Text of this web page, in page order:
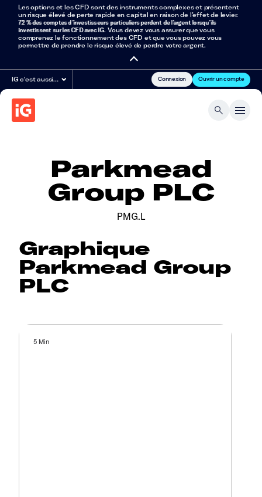
Les options et les CFD sont des instruments complexes et présentent
un risque élevé de perte rapide en capital en raison de l’effet de levier.
72 % des comptes d’investisseurs particuliers perdent de l’argent lorsqu’ils
investissent sur les CFD avec IG. Vous devez vous assurer que vous
comprenez le fonctionnement des CFD et que vous pouvez vous
permettre de prendre le risque élevé de perdre votre argent.
IG c'est aussi… Connexion Ouvrir un compte
Parkmead
Group PLC
PMG.L
Graphique
Parkmead Group
PLC
5 Min